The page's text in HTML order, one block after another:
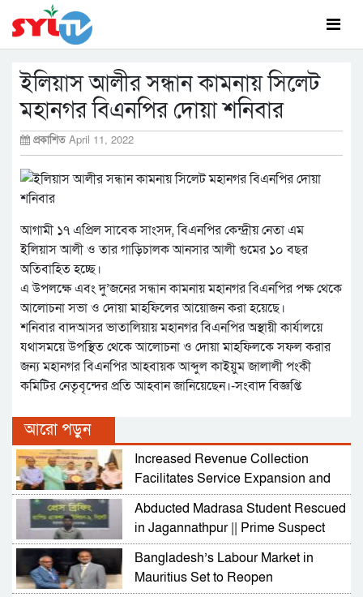
ইলিয়াস আলীর সন্ধান কামনায় সিলেট
মহানগর বিএনপির দোয়া শনিবার
প্রকাশিত April 11, 2022
আগামী ১৭ এপ্রিল সাবেক সাংসদ, বিএনপির কেন্দ্রীয় নেতা এম
ইলিয়াস আলী ও তার গাড়িচালক আনসার আলী গুমের ১০ বছর
অতিবাহিত হচ্ছে।
এ উপলক্ষে এবং দু’জনের সন্ধান কামনায় মহানগর বিএনপির পক্ষ থেকে
আলোচনা সভা ও দোয়া মাহফিলের আয়োজন করা হয়েছে।
শনিবার বাদআসর ভাতালিয়ায় মহানগর বিএনপির অস্থায়ী কার্যালয়ে
যথাসময়ে উপস্থিত থেকে আলোচনা ও দোয়া মাহফিলকে সফল করার
জন্য মহানগর বিএনপির আহবায়ক আব্দুল কাইয়ুম জালালী পংকী
কমিটির নেতৃবৃন্দের প্রতি আহবান জানিয়েছেন।-সংবাদ বিজ্ঞপ্তি
আরো পড়ুন
Increased Revenue Collection
Facilitates Service Expansion and
Development
Abducted Madrasa Student Rescued
in Jagannathpur || Prime Suspect
Arrested
Bangladesh’s Labour Market in
Mauritius Set to Reopen